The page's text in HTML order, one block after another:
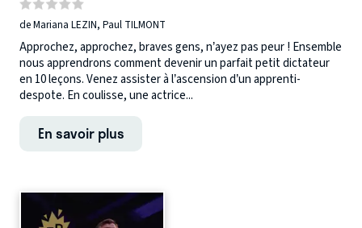
de Mariana LEZIN, Paul TILMONT
Approchez, approchez, braves gens, n’ayez pas peur ! Ensemble
nous apprendrons comment devenir un parfait petit dictateur
en 10 leçons. Venez assister à l’ascension d’un apprenti-
despote. En coulisse, une actrice...
En savoir plus